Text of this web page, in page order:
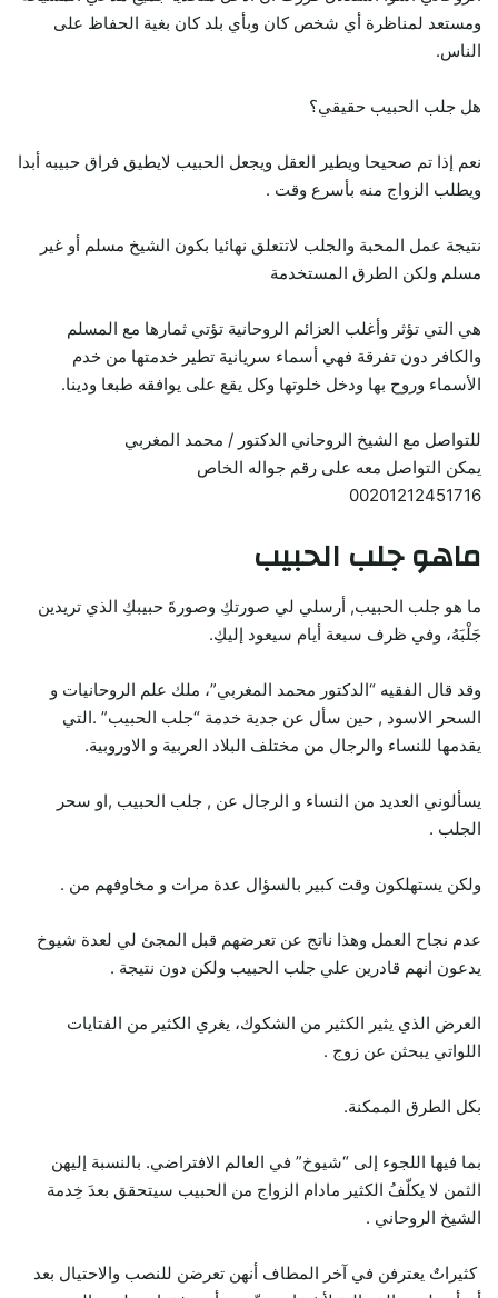
ومستعد لمناظرة أي شخص كان وبأي بلد كان بغية الحفاظ على
الناس.
هل جلب الحبيب حقيقي؟
نعم إذا تم صحيحا ويطير العقل ويجعل الحبيب لايطيق فراق حبيبه أبدا
ويطلب الزواج منه بأسرع وقت .
نتيجة عمل المحبة والجلب لاتتعلق نهائيا بكون الشيخ مسلم أو غير
مسلم ولكن الطرق المستخدمة
هي التي تؤثر وأغلب العزائم الروحانية تؤتي ثمارها مع المسلم
والكافر دون تفرقة فهي أسماء سريانية تطير خدمتها من خدم
الأسماء وروح بها ودخل خلوتها وكل يقع على يوافقه طبعا ودينا.
للتواصل مع الشيخ الروحاني الدكتور / محمد المغربي
يمكن التواصل معه على رقم جواله الخاص
00201212451716
ماهو جلب الحبيب
ما هو جلب الحبيب, أرسلي لي صورتكِ وصورةَ حبيبكِ الذي تريدين
جَلْبَهُ، وفي ظرف سبعة أيام سيعود إليكِ.
وقد قال الفقيه “الدكتور محمد المغربي”، ملك علم الروحانيات و
السحر الاسود , حين سأل عن جدية خدمة “جلب الحبيب” .التي
يقدمها للنساء والرجال من مختلف البلاد العربية و الاوروبية.
يسألوني العديد من النساء و الرجال عن , جلب الحبيب ,او سحر
الجلب .
ولكن يستهلكون وقت كبير بالسؤال عدة مرات و مخاوفهم من .
عدم نجاح العمل وهذا ناتج عن تعرضهم قبل المجئ لي لعدة شيوخ
يدعون انهم قادرين علي جلب الحبيب ولكن دون نتيجة .
العرض الذي يثير الكثير من الشكوك، يغري الكثير من الفتايات
اللواتي يبحثن عن زوج .
بكل الطرق الممكنة.
بما فيها اللجوء إلى “شيوخ” في العالم الافتراضي. بالنسبة إليهن
الثمن لا يكلّفُ الكثير مادام الزواج من الحبيب سيتحقق بعدَ خِدمة
الشيخ الروحاني .
كثيراتٌ يعترفن في آخر المطاف أنهن تعرضن للنصب والاحتيال بعد